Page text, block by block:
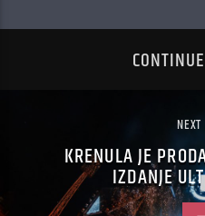
KRENULA JE
IZDANJE